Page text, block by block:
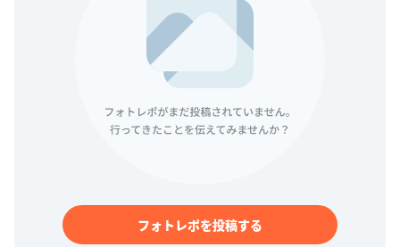
フォトレポを投稿する